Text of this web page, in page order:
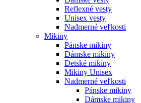
Reflexné vesty
Unisex vesty
Nadmerné veľkosti
Mikiny
Pánske mikiny
Dámske mikiny
Detské mikiny
Mikiny Unisex
Nadmerné veľkosti
Pánske mikiny
Dámske mikiny